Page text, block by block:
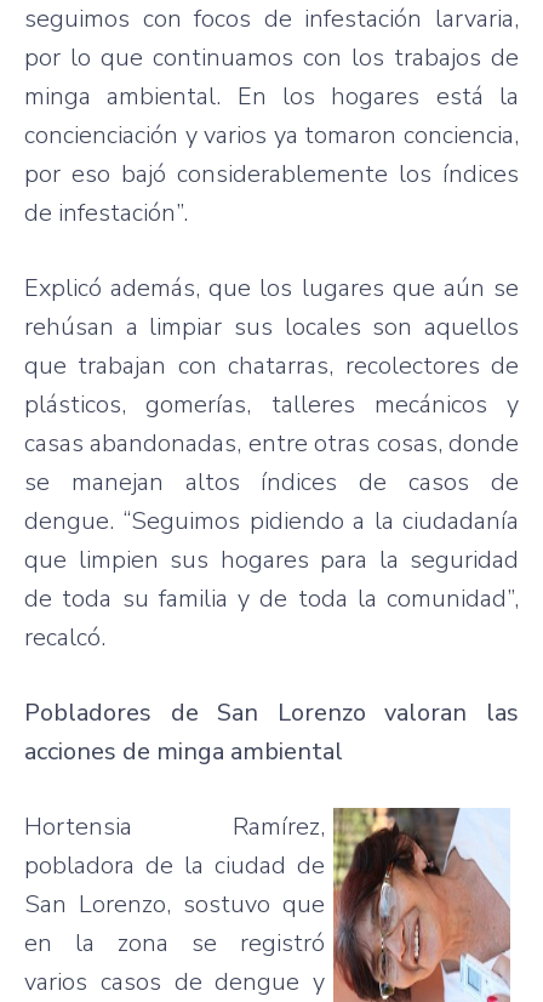
seguimos con focos de infestación larvaria,
por lo que continuamos con los trabajos de
minga ambiental. En los hogares está la
concienciación y varios ya tomaron conciencia,
por eso bajó considerablemente los índices
de infestación”.
Explicó además, que los lugares que aún se
rehúsan a limpiar sus locales son aquellos
que trabajan con chatarras, recolectores de
plásticos, gomerías, talleres mecánicos y
casas abandonadas, entre otras cosas, donde
se manejan altos índices de casos de
dengue. “Seguimos pidiendo a la ciudadanía
que limpien sus hogares para la seguridad
de toda su familia y de toda la comunidad”,
recalcó.
Pobladores de San Lorenzo valoran las
acciones de minga ambiental
Hortensia Ramírez,
pobladora de la ciudad de
San Lorenzo, sostuvo que
en la zona se registró
varios casos de dengue y